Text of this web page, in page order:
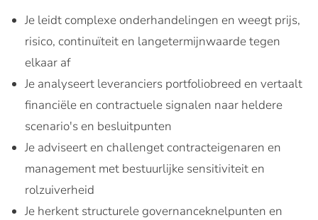
Je leidt complexe onderhandelingen en weegt prijs,
risico, continuïteit en langetermijnwaarde tegen
elkaar af
Je analyseert leveranciers portfoliobreed en vertaalt
financiële en contractuele signalen naar heldere
scenario's en besluitpunten
Je adviseert en challenget contracteigenaren en
management met bestuurlijke sensitiviteit en
rolzuiverheid
Je herkent structurele governanceknelpunten en